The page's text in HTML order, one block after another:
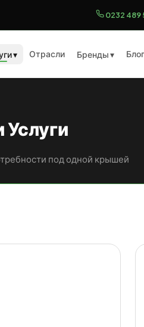
0232 489
▾ Отрасли Бренды ▾ Блог
под одной крышей